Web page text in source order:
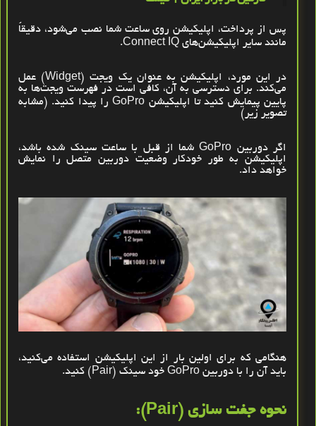
پس از پرداخت، اپلیکیشن روی ساعت شما نصب می‌شود، دقیقاً
مانند سایر اپلیکیشن‌های Connect IQ
.
در این مورد، اپلیکیشن به‌ عنوان یک ویجت(Widget) عمل
می‌کند. برای دسترسی به آن، کافی است در فهرست ویجت‌ها به
پایین پیمایش کنید تا اپلیکیشن GoPro را پیدا کنید. (مشابه
تصویر زیر)
اگر دوربین GoPro شما از قبل با ساعت سینک شده باشد،
اپلیکیشن به ‌طور خودکار وضعیت دوربین متصل را نمایش
خواهد داد.
هنگامی که برای اولین بار از این اپلیکیشن استفاده می‌کنید،
باید آن را با دوربین GoPro خود سینک (Pair) کنید.
نحوه جفت‌ سازی (Pair)
: